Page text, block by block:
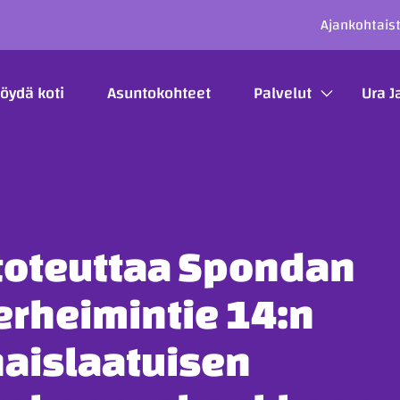
koti Asuntokohteet Palvelut Ura
Spondan
14:n